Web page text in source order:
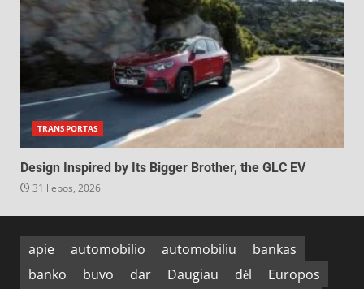
TRANSPORTAS
Design Inspired by Its Bigger Brother, the GLC EV
31 liepos, 2026
apie automobilio automobiliu
bankas
banko
buvo dar Daugiau dėl
Europos